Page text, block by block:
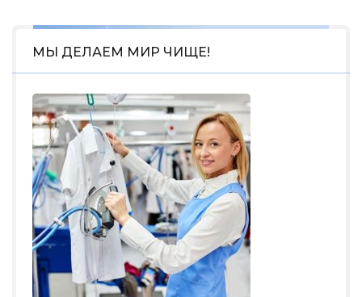
МЫ ДЕЛАЕМ МИР ЧИЩЕ!